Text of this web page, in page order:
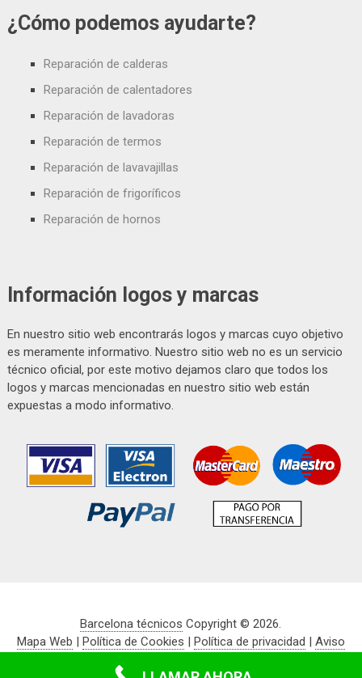
¿Cómo podemos ayudarte?
Reparación de calderas
Reparación de calentadores
Reparación de lavadoras
Reparación de termos
Reparación de lavavajillas
Reparación de frigoríficos
Reparación de hornos
Información logos y marcas
En nuestro sitio web encontrarás logos y marcas cuyo objetivo
es meramente informativo. Nuestro sitio web no es un servicio
técnico oficial, por este motivo dejamos claro que todos los
logos y marcas mencionadas en nuestro sitio web están
expuestas a modo informativo.
Barcelona técnicos Copyright © 2026.
Mapa Web | Política de Cookies | Política de privacidad | Aviso